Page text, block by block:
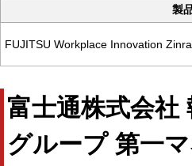
製
FUJITSU Workplace Innovation
富士通株式会社
グループ 第一